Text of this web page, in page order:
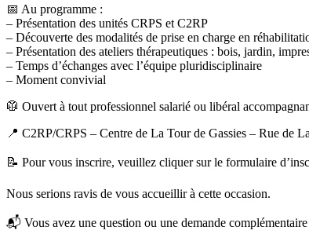
📅 Au programme :
– Présentation des unités CRPS et C2RP
– Découverte des modalités de prise en charge en
– Présentation des ateliers thérapeutiques : bois, jardin,
– Temps d’échanges avec l’équipe pluridisciplinaire
– Moment convivial
🥼 Ouvert à tout professionnel salarié ou libéral
📍 C2RP/CRPS – Centre de La Tour de Gassies – Rue de
📝 Pour vous inscrire, veuillez cliquer sur le formulaire
Nous serions ravis de vous accueillir à cette occasion.
📬 Vous avez une question ou une demande